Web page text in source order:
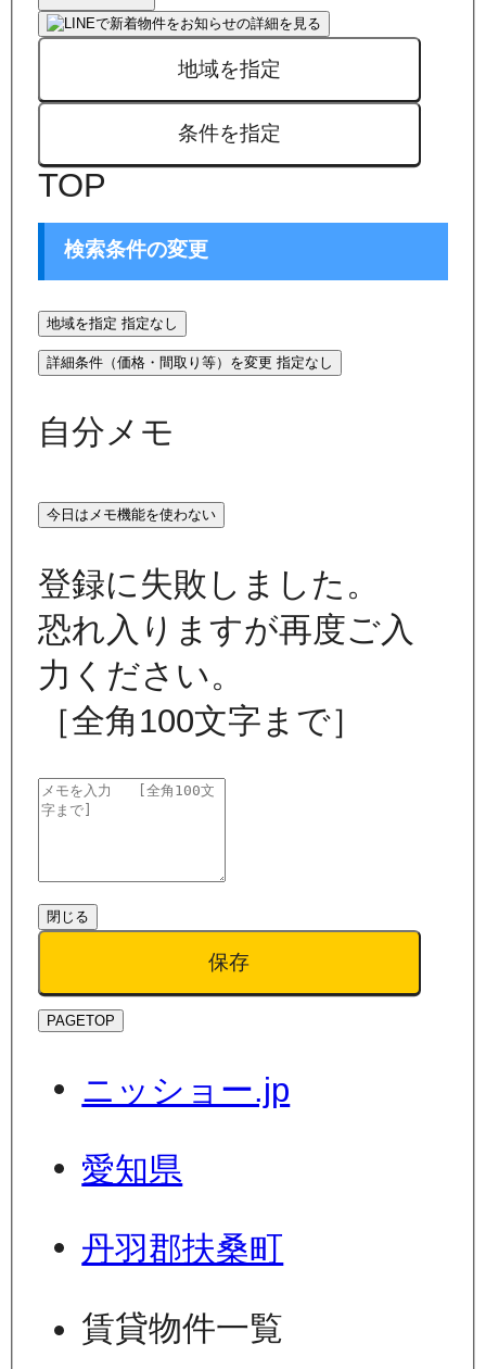
地域を指定
条件を指定
TOP
検索条件の変更
地域を指定 指定なし
詳細条件（価格・間取り等）を変更 指定なし
自分メモ
今日はメモ機能を使わない
登録に失敗しました。
恐れ入りますが再度ご入
力ください。
［全角100文字まで］
閉じる
保存
PAGETOP
ニッショー.jp
愛知県
丹羽郡扶桑町
賃貸物件一覧